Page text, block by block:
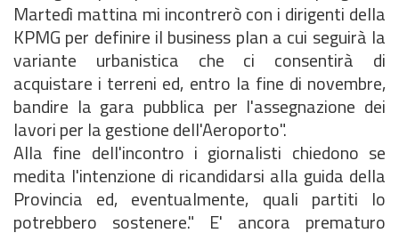
Martedì mattina mi incontrerò con i dirigenti della
KPMG per definire il business plan a cui seguirà la
variante urbanistica che ci consentirà di
acquistare i terreni ed, entro la fine di novembre,
bandire la gara pubblica per l'assegnazione dei
lavori per la gestione dell'Aeroporto".
Alla fine dell'incontro i giornalisti chiedono se
medita l'intenzione di ricandidarsi alla guida della
Provincia ed, eventualmente, quali partiti lo
potrebbero sostenere." E' ancora prematuro